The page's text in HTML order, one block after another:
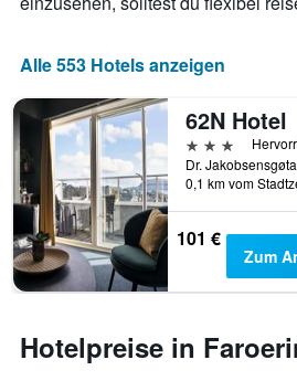
die
Tage
dem
Aufenthalt
anzeigt
Das
Diagramm
hat
1
Y-
Achse,
die
durchschnittlichen
Zimmerpreis
Alle 553 Hotels anzeigen
62N Hotel
3 Sterne
0,1 km vom
101 €
Zum
Hotelpreise in